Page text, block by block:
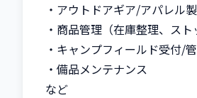
・アウトドアギア/アパレル
・商品管理（在庫整理、スト
・キャンプフィールド受付/
・備品メンテナンス
など